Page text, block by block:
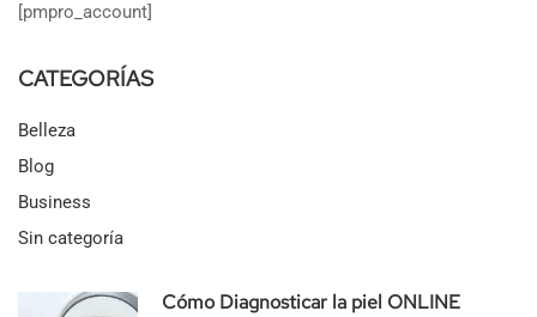
[pmpro_account]
CATEGORÍAS
Belleza
Blog
Business
Sin categoría
Cómo Diagnosticar la piel ONLINE